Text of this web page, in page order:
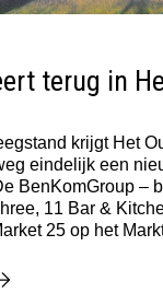
terug in
krijgt Het
eindelijk een
BenKomGroup –
11 Bar &
25 op het
vertelt Rob